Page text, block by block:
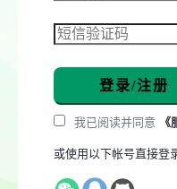
登录/注册
我已阅读并同意
或使用以下帐号直接登